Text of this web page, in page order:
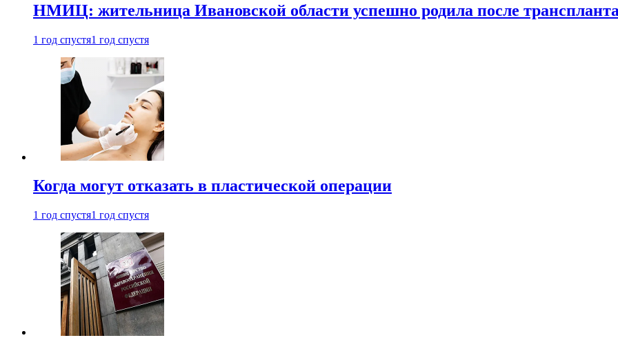
НМИЦ: жительница Ивановской области успешно родила после
1 год спустя1 год спустя
Когда могут отказать в пластической операции
1 год спустя1 год спустя